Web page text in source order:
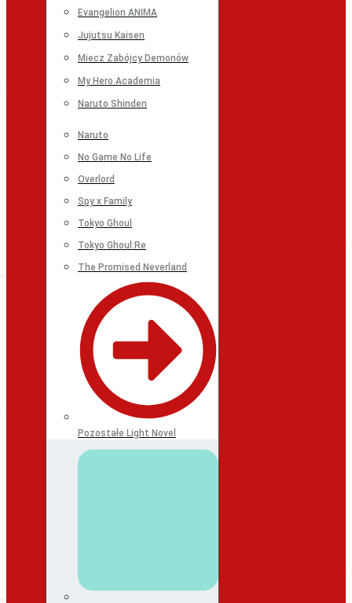
Evangelion ANIMA
Jujutsu Kaisen
Miecz Zabójcy Demonów
My Hero Academia
Naruto Shinden
Naruto
No Game No Life
Overlord
Spy x Family
Tokyo Ghoul
Tokyo Ghoul:Re
The Promised Neverland
Pozostałe Light Novel